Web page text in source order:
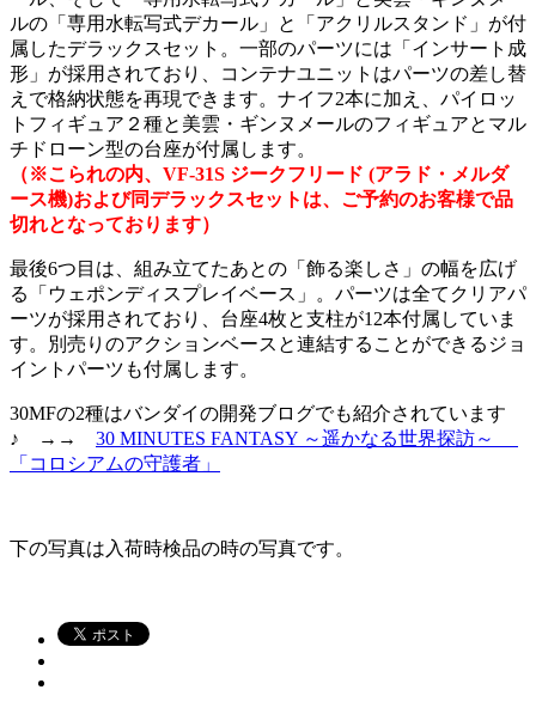
ルの「専用水転写式デカール」と「アクリルスタンド」が付
属したデラックスセット。一部のパーツには「インサート成
形」が採用されており、コンテナユニットはパーツの差し替
えで格納状態を再現できます。ナイフ2本に加え、パイロッ
トフィギュア２種と美雲・ギンヌメールのフィギュアとマル
チドローン型の台座が付属します。
（※こられの内、VF-31S ジークフリード (アラド・メルダ
ース機)および同デラックスセットは、ご予約のお客様で品
切れとなっております）
最後6つ目は、組み立てたあとの「飾る楽しさ」の幅を広げ
る「ウェポンディスプレイベース」。パーツは全てクリアパ
ーツが採用されており、台座4枚と支柱が12本付属していま
す。別売りのアクションベースと連結することができるジョ
イントパーツも付属します。
30MFの2種はバンダイの開発ブログでも紹介されています
♪ →→ 30 MINUTES FANTASY ～遥かなる世界探訪～
「コロシアムの守護者」
下の写真は入荷時検品の時の写真です。